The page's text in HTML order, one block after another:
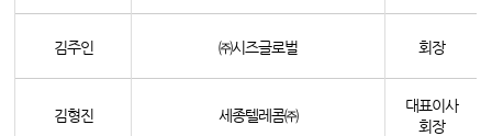
김주인 ㈜시즈글로벌 회장
김형진 세종텔레콤㈜
대표이사
회장